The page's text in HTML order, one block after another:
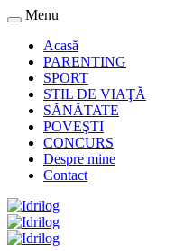
Menu
Acasă
PARENTING
SPORT
STIL DE VIAŢĂ
SĂNĂTATE
POVEŞTI
CONCURS
Despre mine
Contact